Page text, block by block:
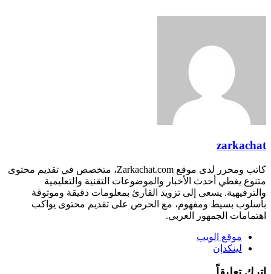
zarkachat
كاتب ومحرر لدى موقع Zarkachat.com، متخصص في تقديم محتوى
متنوع يغطي أحدث الأخبار والموضوعات التقنية والتعليمية
والترفيهية. يسعى إلى تزويد القارئ بمعلومات دقيقة وموثوقة
بأسلوب بسيط ومفهوم، مع الحرص على تقديم محتوى يواكب
اهتمامات الجمهور العربي.
موقع الويب
لينكدإن